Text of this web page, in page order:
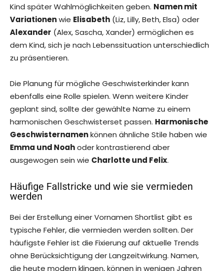
Kind später Wahlmöglichkeiten geben. Namen mit
Variationenwie Elisabeth (Liz, Lilly, Beth, Elsa) oder
Alexander (Alex, Sascha, Xander) ermöglichen es
dem Kind, sich je nach Lebenssituation unterschiedlich
zu präsentieren.
Die Planung für mögliche Geschwisterkinder kann
ebenfalls eine Rolle spielen. Wenn weitere Kinder
geplant sind, sollte der gewählte Name zu einem
harmonischen Geschwisterset passen. Harmonische
Geschwisternamenkönnen ähnliche Stile haben wie
Emma und Noahoder kontrastierend aber
ausgewogen sein wie Charlotte und Felix.
Häufige Fallstricke und wie sie vermieden
werden
Bei der Erstellung einer Vornamen Shortlist gibt es
typische Fehler, die vermieden werden sollten. Der
häufigste Fehler ist die Fixierung auf aktuelle Trends
ohne Berücksichtigung der Langzeitwirkung. Namen,
die heute modern klingen, können in wenigen Jahren